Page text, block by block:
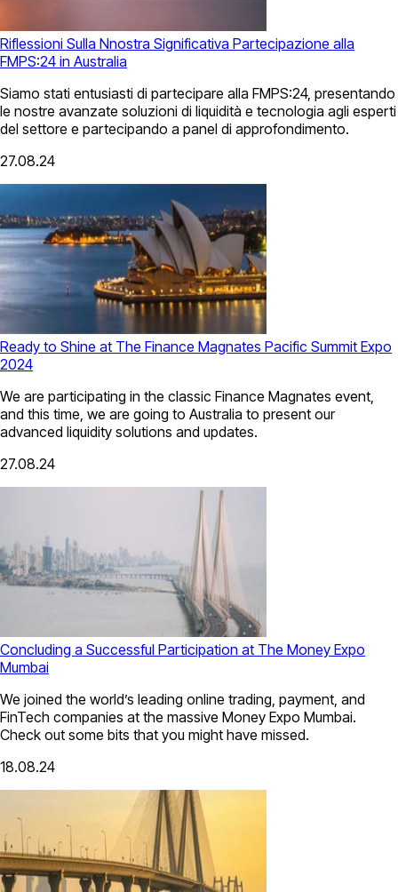
Riflessioni Sulla Nnostra Significativa Partecipazione alla
FMPS:24 in Australia
Siamo stati entusiasti di partecipare alla FMPS:24, presentando
le nostre avanzate soluzioni di liquidità e tecnologia agli esperti
del settore e partecipando a panel di approfondimento.
27.08.24
Ready to Shine at The Finance Magnates Pacific Summit Expo
2024
We are participating in the classic Finance Magnates event,
and this time, we are going to Australia to present our
advanced liquidity solutions and updates.
27.08.24
Concluding a Successful Participation at The Money Expo
Mumbai
We joined the world’s leading online trading, payment, and
FinTech companies at the massive Money Expo Mumbai.
Check out some bits that you might have missed.
18.08.24